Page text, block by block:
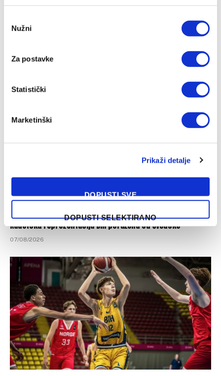
Selection
Nužni
Za postavke
Statistički
Marketinški
Prikaži detalje
DOPUSTI SVE
DOPUSTI SELEKTIRANO
Michael Young ima novi klub nakon odlaska iz Bosne
Kadetska reprezentacija BiH poražena od Švedske
07/08/2026